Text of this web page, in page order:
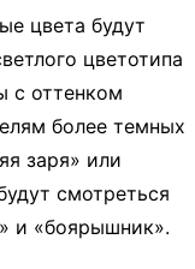
цвета будут
цветотипа
с оттенком
более темных
заря» или
смотреться
и «боярышник».